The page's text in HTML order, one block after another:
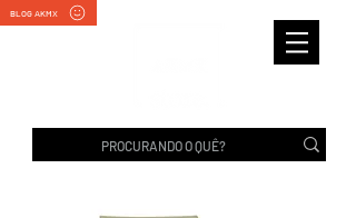
BLOG AKMX